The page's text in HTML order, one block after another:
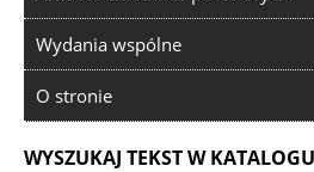
Wydania wspólne
O stronie
WYSZUKAJ TEKST W KATALOGU